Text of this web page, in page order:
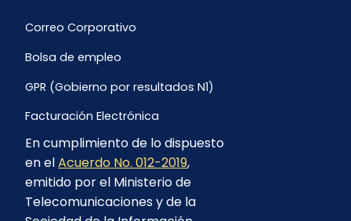
Correo Corporativo
Bolsa de empleo
GPR (Gobierno por resultados N1)
Facturación Electrónica
Archivo Histórico de Facturación
Portal Ambiental y Social
Proyecto Geotérmico Chachimbiro
En cumplimiento de lo dispuesto
en elAcuerdo No. 012-2019,
emitido por el Ministerio de
Telecomunicaciones y de la